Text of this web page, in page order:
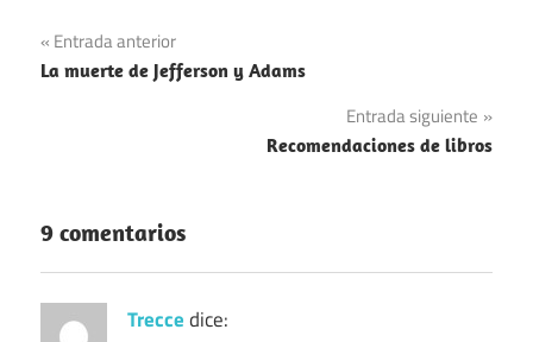
Navegación
de
Entrada anterior
La muerte de Jefferson y Adams
Entrada siguiente
Recomendaciones de libros
9 comentarios
Treccedice: